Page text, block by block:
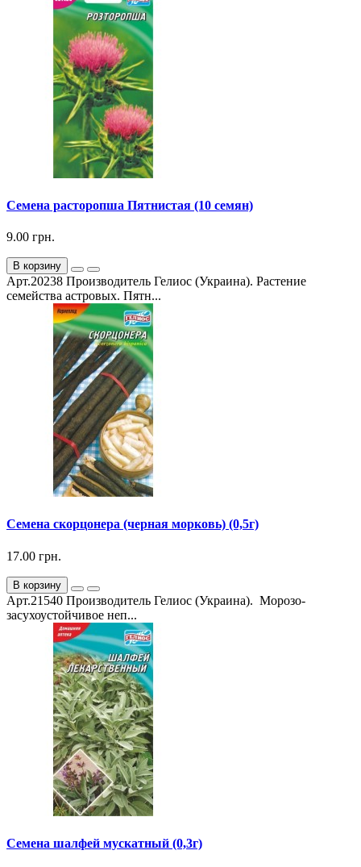
Семена расторопша Пятнистая (10 семян)
9.00 грн.
В корзину
Арт.20238 Производитель Гелиос (Украина). Растение
семейства астровых. Пятн...
Семена скорцонера (черная морковь) (0,5г)
17.00 грн.
В корзину
Арт.21540 Производитель Гелиос (Украина). Морозо-
засухоустойчивое неп...
Семена шалфей мускатный (0,3г)